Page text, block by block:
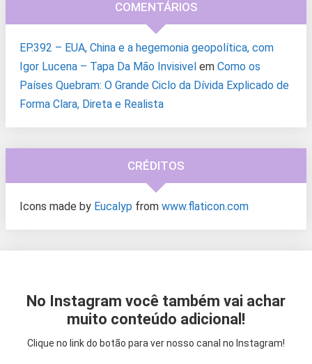
COMENTÁRIOS
EP.392 – EUA, China e a hegemonia geopolítica, com
Igor Lucena – Tapa Da Mão Invisivel em Como os
Países Quebram: O Grande Ciclo da Dívida Explicado de
Forma Clara, Direta e Realista
CRÉDITOS
Icons made by Eucalyp from www.flaticon.com
No Instagram você também vai achar
muito conteúdo adicional!
Clique no link do botão para ver nosso canal no Instagram!